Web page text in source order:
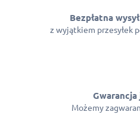
Bezpłatna
z wyjątkiem przesyłek
Gwarancja
Możemy